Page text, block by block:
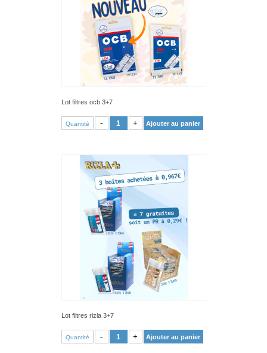
Lot filtres ocb 3+7
Quantité - + Ajouter au panier
Lot filtres rizla 3+7
Quantité - + Ajouter au panier